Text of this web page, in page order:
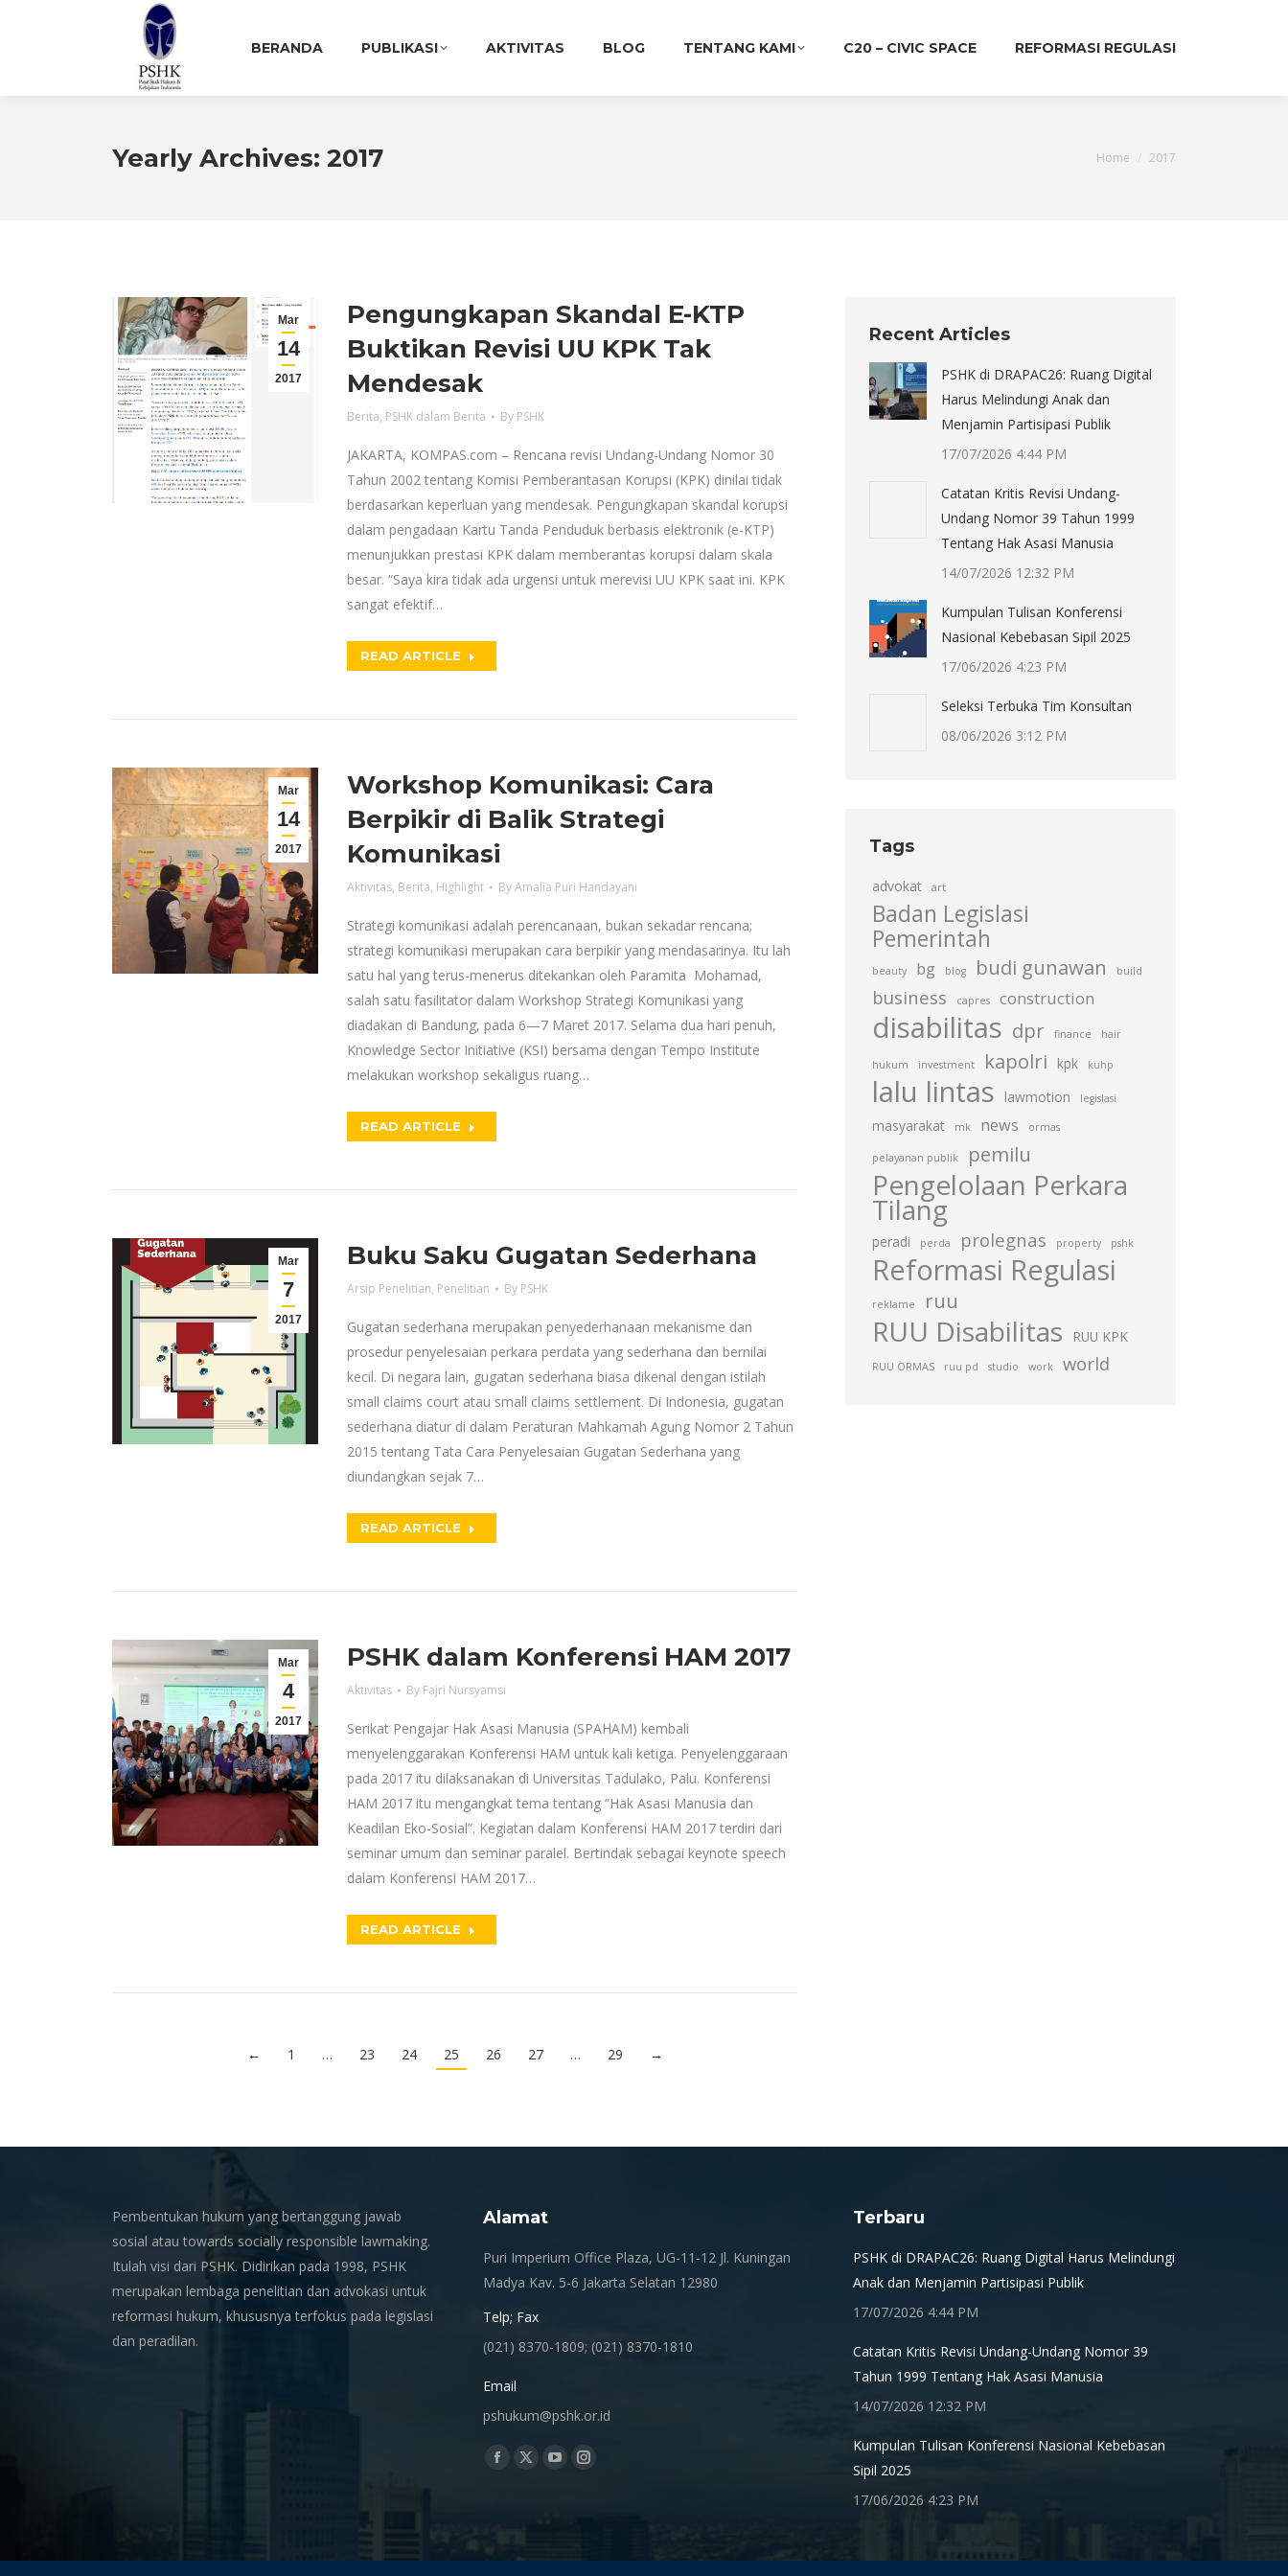
BERANDA PUBLIKASI AKTIVITAS BLOG TENTANG KAMI C20 – CIVIC SPACE REFORMASI REGULASI
Yearly Archives: 2017 You are here:
Home 2017
Mar
14
2017
Pengungkapan Skandal E-KTP
Buktikan Revisi UU KPK Tak
Mendesak
Berita, PSHK dalam Berita By PSHK
JAKARTA, KOMPAS.com – Rencana revisi Undang-Undang Nomor 30
Tahun 2002 tentang Komisi Pemberantasan Korupsi (KPK) dinilai tidak
berdasarkan keperluan yang mendesak. Pengungkapan skandal korupsi
dalam pengadaan Kartu Tanda Penduduk berbasis elektronik (e-KTP)
menunjukkan prestasi KPK dalam memberantas korupsi dalam skala
besar. “Saya kira tidak ada urgensi untuk merevisi UU KPK saat ini. KPK
sangat efektif…
READ ARTICLE
Mar
14
2017
Workshop Komunikasi: Cara
Berpikir di Balik Strategi
Komunikasi
Aktivitas, Berita, Highlight ByAmalia Puri Handayani
Strategi komunikasi adalah perencanaan, bukan sekadar rencana;
strategi komunikasi merupakan cara berpikir yang mendasarinya. Itu lah
satu hal yang terus-menerus ditekankan oleh Paramita Mohamad,
salah satu fasilitator dalam Workshop Strategi Komunikasi yang
diadakan di Bandung, pada 6—7 Maret 2017. Selama dua hari penuh,
Knowledge Sector Initiative (KSI) bersama dengan Tempo Institute
melakukan workshop sekaligus ruang…
READ ARTICLE
Mar
7
2017
Buku Saku Gugatan Sederhana
Arsip Penelitian, Penelitian By PSHK
Gugatan sederhana merupakan penyederhanaan mekanisme dan
prosedur penyelesaian perkara perdata yang sederhana dan bernilai
kecil. Di negara lain, gugatan sederhana biasa dikenal dengan istilah
small claims court atau small claims settlement. Di Indonesia, gugatan
sederhana diatur di dalam Peraturan Mahkamah Agung Nomor 2 Tahun
2015 tentang Tata Cara Penyelesaian Gugatan Sederhana yang
diundangkan sejak 7…
READ ARTICLE
Mar
4
2017
PSHK dalam Konferensi HAM 2017
Aktivitas By Fajri Nursyamsi
Serikat Pengajar Hak Asasi Manusia (SPAHAM) kembali
menyelenggarakan Konferensi HAM untuk kali ketiga. Penyelenggaraan
pada 2017 itu dilaksanakan di Universitas Tadulako, Palu. Konferensi
HAM 2017 itu mengangkat tema tentang “Hak Asasi Manusia dan
Keadilan Eko-Sosial”. Kegiatan dalam Konferensi HAM 2017 terdiri dari
seminar umum dan seminar paralel. Bertindak sebagai keynote speech
dalam Konferensi HAM 2017…
READ ARTICLE
← 1 … 23 24 25 26 27 … 29 →
Recent Articles
PSHK di DRAPAC26: Ruang Digital
Harus Melindungi Anak dan
Menjamin Partisipasi Publik
17/07/2026 4:44 PM
Catatan Kritis Revisi Undang-
Undang Nomor 39 Tahun 1999
Tentang Hak Asasi Manusia
14/07/2026 12:32 PM
Kumpulan Tulisan Konferensi
Nasional Kebebasan Sipil 2025
17/06/2026 4:23 PM
Seleksi Terbuka Tim Konsultan
08/06/2026 3:12 PM
Tags
advokat art
Badan Legislasi
Pemerintah
beauty bg blog budi gunawan build
business capres construction
disabilitas dpr finance hair
hukum investment kapolri kpk kuhp
lalu lintas lawmotion legislasi
masyarakat mk news ormas
pelayanan publik pemilu
Pengelolaan Perkara
Tilang
peradi perda prolegnas property pshk
Reformasi Regulasi
reklame ruu
RUU Disabilitas RUU KPK
RUU ORMAS ruu pd studio work world
Pembentukan hukum yang bertanggung jawab
sosial atau towards socially responsible lawmaking.
Itulah visi dari PSHK. Didirikan pada 1998, PSHK
merupakan lembaga penelitian dan advokasi untuk
reformasi hukum, khususnya terfokus pada legislasi
dan peradilan.
Alamat
Puri Imperium Office Plaza, UG-11-12 Jl. Kuningan
Madya Kav. 5-6 Jakarta Selatan 12980
Telp; Fax
(021) 8370-1809; (021) 8370-1810
Email
pshukum@pshk.or.id
Find us on:
Facebook
X
YouTubeInstagram
Terbaru
PSHK di DRAPAC26: Ruang Digital Harus Melindungi
Anak dan Menjamin Partisipasi Publik
17/07/2026 4:44 PM
Catatan Kritis Revisi Undang-Undang Nomor 39
Tahun 1999 Tentang Hak Asasi Manusia
14/07/2026 12:32 PM
Kumpulan Tulisan Konferensi Nasional Kebebasan
Sipil 2025
17/06/2026 4:23 PM